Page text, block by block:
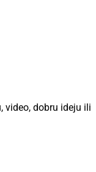
video, dobru ideju ili